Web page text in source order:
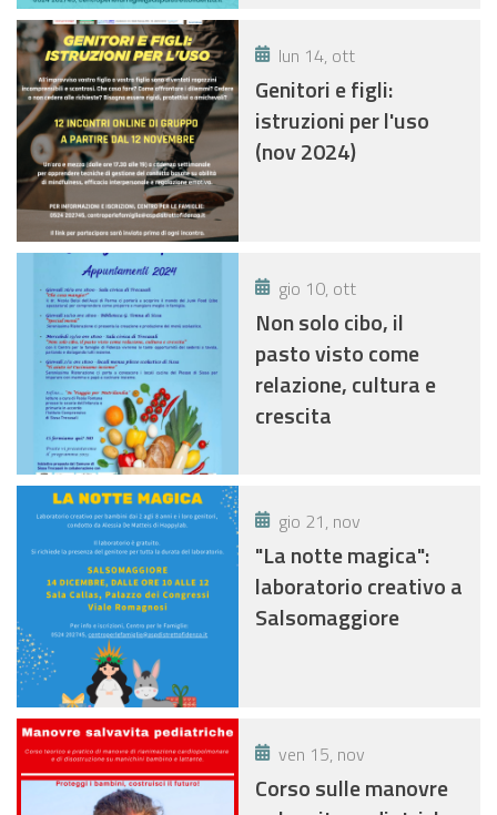
lun 14, ott
Genitori e figli:
istruzioni per l'uso
(nov 2024)
gio 10, ott
Non solo cibo, il
pasto visto come
relazione, cultura e
crescita
gio 21, nov
"La notte magica":
laboratorio creativo a
Salsomaggiore
ven 15, nov
Corso sulle manovre